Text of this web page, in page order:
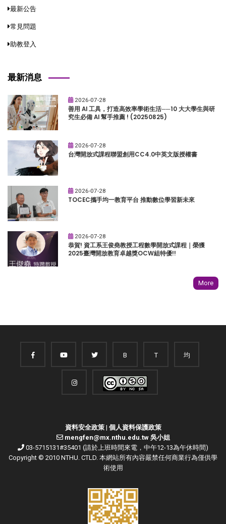
最新公告
常見問題
助教登入
最新消息
2026-07-28
善用 AI 工具，打造高效率學術生活──10 大大學生與研
究生必備 AI 幫手推薦 ! (20250825)
2026-07-28
台灣開放式課程聯盟創用CC4.0中英文版授權書
2026-07-28
TOCEC攜手均一教育平台 推動數位學習新未來
2026-07-28
恭賀! 資工系王俊堯教授工程數學開放式課程｜榮獲
2025臺灣開放教育卓越獎OCW組特優!!
More
B T 均
資料安全政策| 個人資料保護政策
mengfen@mx.nthu.edu.tw 吳小姐
03-5715131#35401 (請於上班時間來電，中午12-13為午休時間)
Copyright © 2010 NTHU. CTLD. 本網站所有內容嚴禁任何商業行為僅供學
術使用